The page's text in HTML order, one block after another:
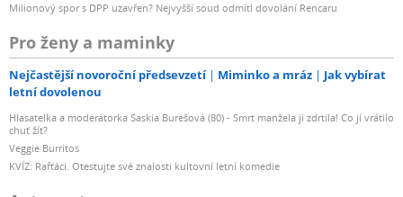
Milionový spor s DPP uzavřen? Nejvyšší soud odmítl dovolání Rencaru
Pro ženy a maminky
Nejčastější novoroční předsevzetí Miminko a mráz
Jak vybírat
letní dovolenou
Hlasatelka a moderátorka Saskia Burešová (80) - Smrt manžela ji zdrtila! Co jí vrátilo
chuť žít?
Veggie Burritos
KVÍZ: Rafťáci. Otestujte své znalosti kultovní letní komedie